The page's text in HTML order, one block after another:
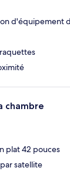
d'équipement
chambre
plat 42 pouces
satellite